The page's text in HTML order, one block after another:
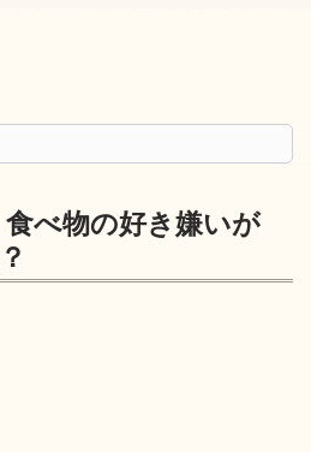
べ物の好き嫌いが